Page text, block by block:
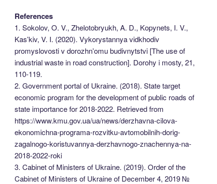
References
1. Sokolov, O. V., Zhelotobryukh, A. D., Kopynets, I. V.,
Kasʹkiv, V. I. (2020). Vykorystannya vidkhodiv
promyslovosti v dorozhnʹomu budivnytstvi [The use of
industrial waste in road construction]. Dorohy i mosty, 21,
110-119.
2. Government portal of Ukraine. (2018). State target
economic program for the development of public roads of
state importance for 2018-2022. Retrieved from
https://www.kmu.gov.ua/ua/news/derzhavna-cilova-
ekonomichna-programa-rozvitku-avtomobilnih-dorig-
zagalnogo-koristuvannya-derzhavnogo-znachennya-na-
2018-2022-roki
3. Cabinet of Ministers of Ukraine. (2019). Order of the
Cabinet of Ministers of Ukraine of December 4, 2019 №